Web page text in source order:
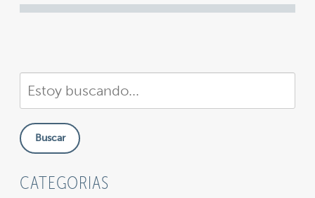
Buscar
en
nuestra
sitioBuscar
CATEGORIAS